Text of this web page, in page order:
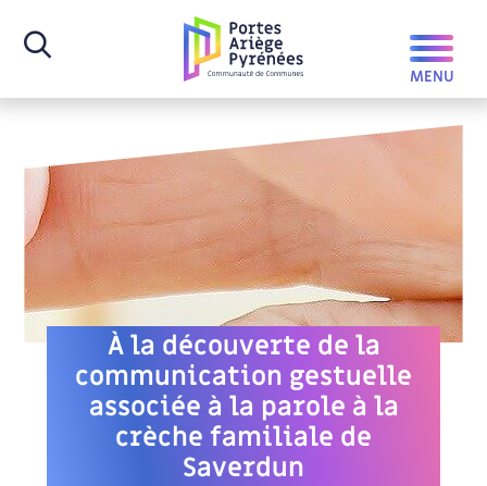
À la découverte de la
communication gestuelle
associée à la parole à la
crèche familiale de
Saverdun